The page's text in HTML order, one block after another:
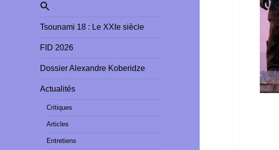
Search
for:
Tsounami 18 : Le XXIe siècle
FID 2026
Dossier Alexandre Koberidze
Actualités
Critiques
Articles
Entretiens